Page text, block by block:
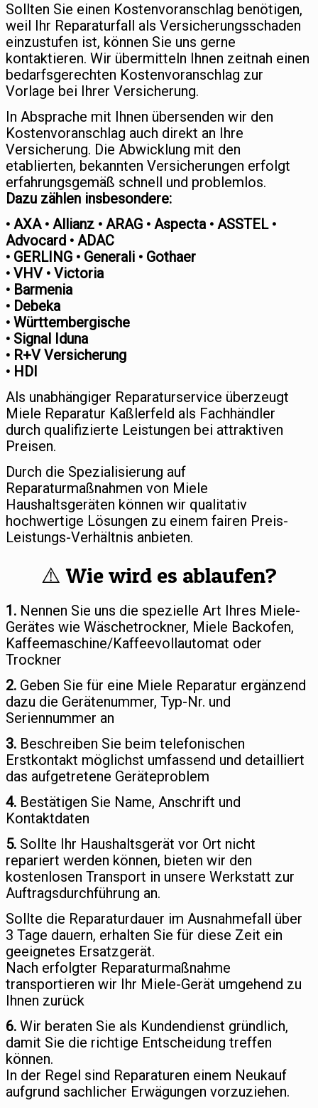
Sollten Sie einen Kostenvoranschlag benötigen,
weil Ihr Reparaturfall als Versicherungsschaden
einzustufen ist, können Sie uns gerne
kontaktieren. Wir übermitteln Ihnen zeitnah einen
bedarfsgerechten Kostenvoranschlag zur
Vorlage bei Ihrer Versicherung.
In Absprache mit Ihnen übersenden wir den
Kostenvoranschlag auch direkt an Ihre
Versicherung. Die Abwicklung mit den
etablierten, bekannten Versicherungen erfolgt
erfahrungsgemäß schnell und problemlos.
Dazu zählen insbesondere:
• AXA • Allianz • ARAG • Aspecta • ASSTEL •
Advocard • ADAC
• GERLING • Generali • Gothaer
• VHV • Victoria
• Barmenia
• Debeka
• Württembergische
• Signal Iduna
• R+V Versicherung
• HDI
Als unabhängiger Reparaturservice überzeugt
Miele Reparatur Kaßlerfeld als Fachhändler
durch qualifizierte Leistungen bei attraktiven
Preisen.
Durch die Spezialisierung auf
Reparaturmaßnahmen von Miele
Haushaltsgeräten können wir qualitativ
hochwertige Lösungen zu einem fairen Preis-
Leistungs-Verhältnis anbieten.
⚠️ Wie wird es ablaufen?
1. Nennen Sie uns die spezielle Art Ihres Miele-
Gerätes wie Wäschetrockner, Miele Backofen,
Kaffeemaschine/Kaffeevollautomat oder
Trockner
2. Geben Sie für eine Miele Reparatur ergänzend
dazu die Gerätenummer, Typ-Nr. und
Seriennummer an
3. Beschreiben Sie beim telefonischen
Erstkontakt möglichst umfassend und detailliert
das aufgetretene Geräteproblem
4. Bestätigen Sie Name, Anschrift und
Kontaktdaten
5. Sollte Ihr Haushaltsgerät vor Ort nicht
repariert werden können, bieten wir den
kostenlosen Transport in unsere Werkstatt zur
Auftragsdurchführung an.
Sollte die Reparaturdauer im Ausnahmefall über
3 Tage dauern, erhalten Sie für diese Zeit ein
geeignetes Ersatzgerät.
Nach erfolgter Reparaturmaßnahme
transportieren wir Ihr Miele-Gerät umgehend zu
Ihnen zurück
6. Wir beraten Sie als Kundendienst gründlich,
damit Sie die richtige Entscheidung treffen
können.
In der Regel sind Reparaturen einem Neukauf
aufgrund sachlicher Erwägungen vorzuziehen.